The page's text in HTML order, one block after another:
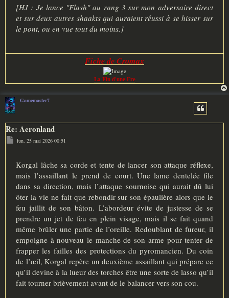
[HJ : Je lance "Flash" au rang 3 sur mon adversaire direct
et sur deux autres shaakts qui auraient réussi à se hisser sur
le pont, ou en vue tout du moins.]
Fiche de Cromax
La Fin d'une Ere
Gamemaster7
Re: Aeronland
M
e
a
g
e
lun. 25 mai 2026 00:51
Korgal lâche sa corde et tente de lancer son attaque réflexe,
mais l’assaillant le prend de court. Une lame dentelée file
dans sa direction, mais l’attaque sournoise qui aurait dû lui
ôter la vie ne fait que rebondir sur son épaulière alors que le
feu jaillit de son bâton. L’abordeur évite de justesse de se
prendre un jet de feu en plein visage, mais il se fait quand
même brûler une partie de l’oreille. Redoublant de fureur, il
empoigne à nouveau le manche de son arme pour tenter de
frapper les failles des protections du pyromancien. Du coin
de l’œil, Korgal repère un deuxième assaillant qui prépare ce
qu’il devine à la lueur des torches être une sorte de lasso qu’il
fait tourner brièvement avant de le balancer vers son cou.